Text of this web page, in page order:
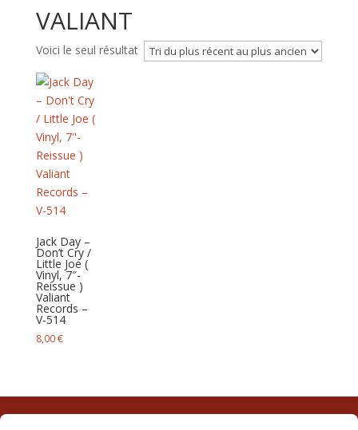
VALIANT
Voici le seul résultat
Jack Day –
Don’t Cry /
Little Joe (
Vinyl, 7″-
Reissue )
Valiant
Records –
V-514
8,00€